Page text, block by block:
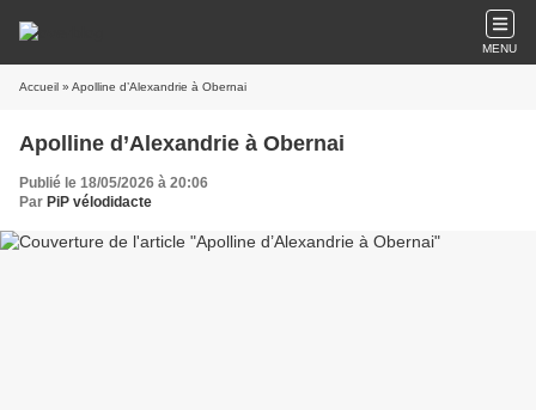
MENU
Accueil » Apolline d’Alexandrie à Obernai
Apolline d’Alexandrie à Obernai
Publié le 18/05/2026 à 20:06
Par PiP vélodidacte